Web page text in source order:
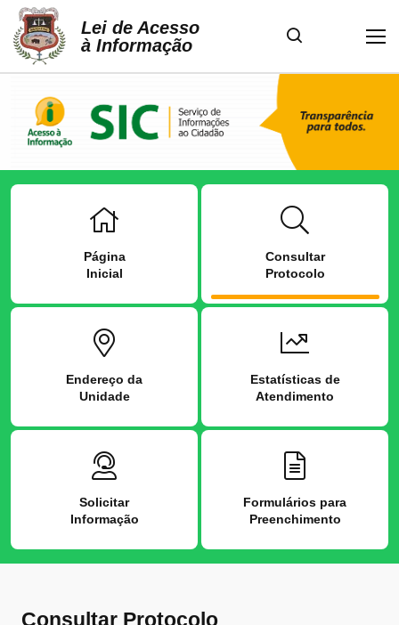
Lei de Acesso
à Informação
Página
Inicial
Consultar
Protocolo
Endereço da
Unidade
Estatísticas de
Atendimento
Solicitar
Informação
Formulários para
Preenchimento
Consultar Protocolo